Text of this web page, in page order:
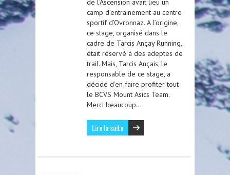
camp d’entrainement au centre
sportif d’Ovronnaz. A l’origine,
ce stage, organisé dans le
cadre de Tarcis Ançay Running,
était réservé à des adeptes de
trail. Mais, Tarcis Ançais, le
responsable de ce stage, a
décidé d’en faire profiter tout
le BCVS Mount Asics Team.
Merci beaucoup…
Lire la suite